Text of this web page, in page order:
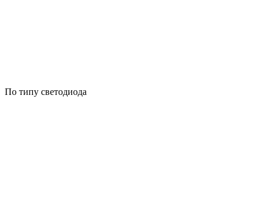
По типу светодиода